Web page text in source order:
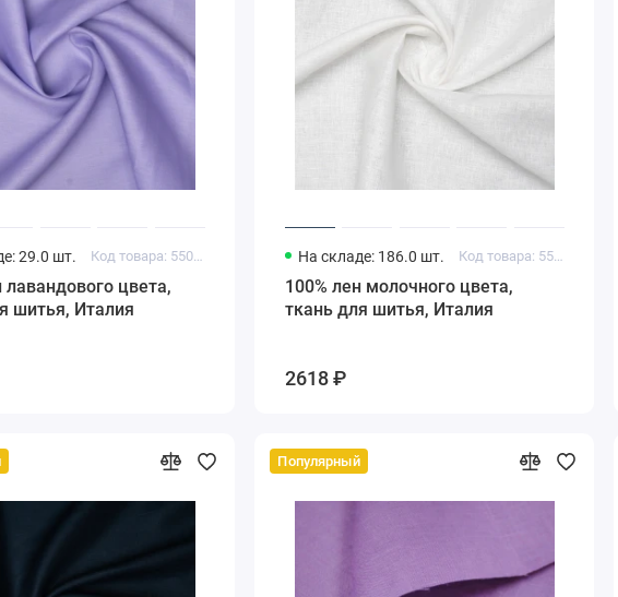
29.0 шт. Код товара: 55011992
лавандового цвета,
шитья, Италия
На складе: 186.0 шт. Код товара: 55011994
100% лен молочного цвета,
ткань для шитья, Италия
2618 ₽
Популярный